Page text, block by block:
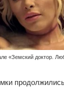
«Земский доктор.